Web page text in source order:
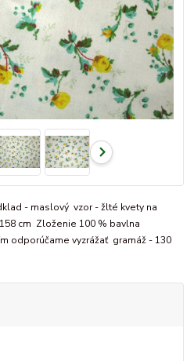
- maslový vzor - žlté kvety na
cm Zloženie 100 % bavlna
odporúčame vyzrážať gramáž - 130